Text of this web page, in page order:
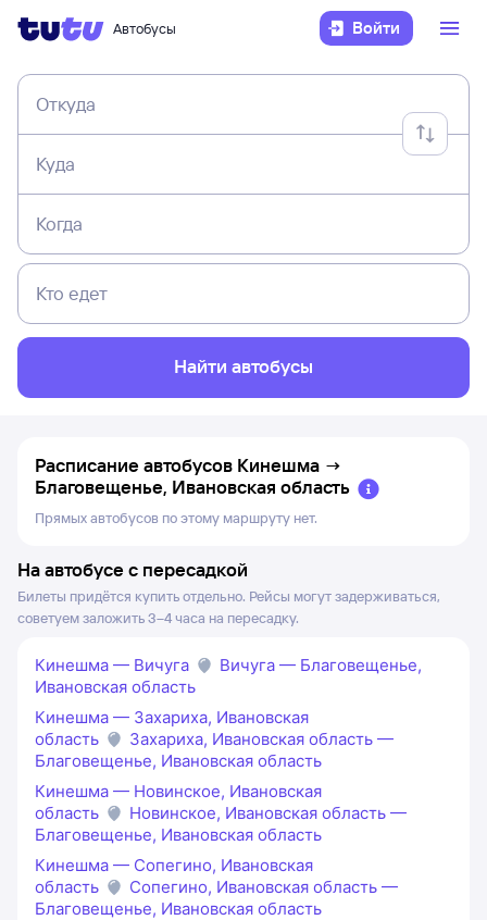
Автобусы Войти
Откуда
Куда
Когда
Кто едет
Найти автобусы
Расписание автобусов Кинешма →
Благовещенье, Ивановская область
Прямых автобусов по этому маршруту нет.
На автобусе с пересадкой
Билеты придётся купить отдельно. Рейсы могут задерживаться,
советуем заложить 3–4 часа на пересадку.
Кинешма — Вичуга
Вичуга — Благовещенье,
Ивановская область
Кинешма — Захариха, Ивановская
область
Захариха, Ивановская область —
Благовещенье, Ивановская область
Кинешма — Новинское, Ивановская
область
Новинское, Ивановская область —
Благовещенье, Ивановская область
Кинешма — Сопегино, Ивановская
область
Сопегино, Ивановская область —
Благовещенье, Ивановская область